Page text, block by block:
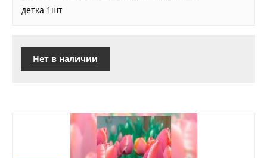
детка 1шт
Нет в наличии